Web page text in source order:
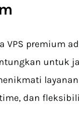
VPS premium
untuk
dan